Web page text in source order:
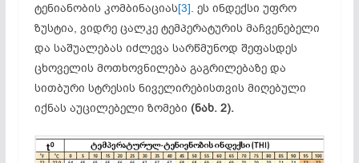
ტენიანობის კომბინაციას[3]. ეს ინდექსი უფრო
ზუსტია, ვიდრე ცალკე ტემ­პერატურის მაჩვენებელი
და საშუალებას იძლევა სარწმუნოდ შეფასდეს
ცხოველის მოთხოვნილება გაგრილებაზე და
სითბური სტრესის ნიველირებისთვის მიღებული
იქნას აუცილებელი ზომები (ნახ. 2).